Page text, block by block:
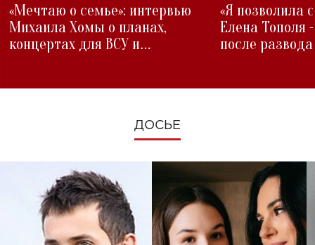
«Мечтаю о семье»: интервью
Михаила Хомы о планах,
концертах для ВСУ и
«Я позволила
Елена Тополя
после развода
ДОСЬЕ